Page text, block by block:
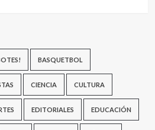
BASQUETBOL
CIENCIA CULTURA
EDITORIALES EDUCACIÓN